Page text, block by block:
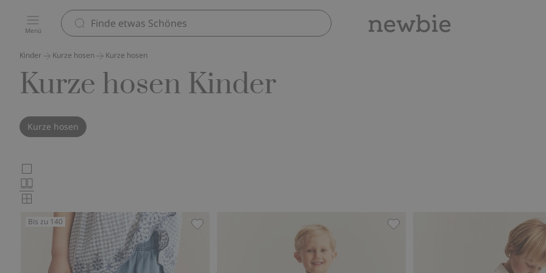
Menü
Kinder Kurze hosen Kurze hosen
Kurze hosen Kinder
Kurze hosen
Wählen
Sie
das
Produktkartenlayout
Bis zu 140
Shorts aus gewebtem Denim, Zu Favoriten hinzufügenShorts aus Webstoff, Zu Favoriten